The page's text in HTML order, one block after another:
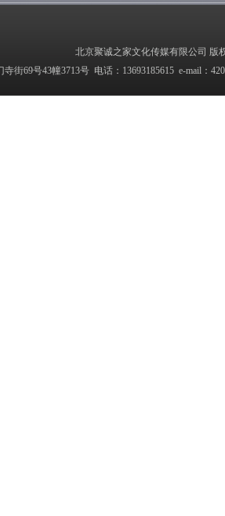
北京聚诚之家文化传媒有限公司 版
街69号43幢3713号 电话：13693185615 e-mail：